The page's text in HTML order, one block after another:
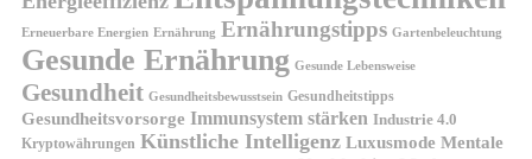
Erneuerbare Energien Ernährung Ernährungstipps Gartenbeleuchtung
Gesunde Ernährung Gesunde Lebensweise
Gesundheit Gesundheitsbewusstsein Gesundheitstipps
Gesundheitsvorsorge Immunsystem stärken Industrie 4.0
Kryptowährungen Künstliche Intelligenz Luxusmode Mentale